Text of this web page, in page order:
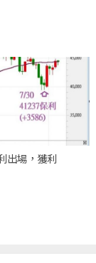
出場，獲利